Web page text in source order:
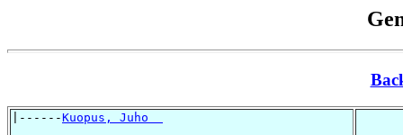
|------Kuopus, Juho